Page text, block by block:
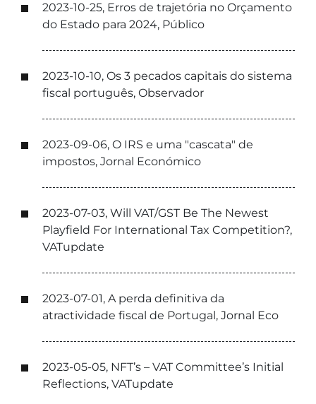
2023-10-25, Erros de trajetória no Orçamento
do Estado para 2024, Público
2023-10-10, Os 3 pecados capitais do sistema
fiscal português, Observador
2023-09-06, O IRS e uma "cascata" de
impostos, Jornal Económico
2023-07-03, Will VAT/GST Be The Newest
Playfield For International Tax Competition?,
VATupdate
2023-07-01, A perda definitiva da
atractividade fiscal de Portugal, Jornal Eco
2023-05-05, NFT’s – VAT Committee’s Initial
Reflections, VATupdate